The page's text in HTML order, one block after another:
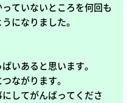
ていないところを何回も
になりました。
いあると思います。
ながります。
してがんばってくださ